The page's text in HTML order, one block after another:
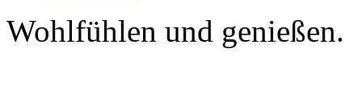
Wohlfühlen und genießen.